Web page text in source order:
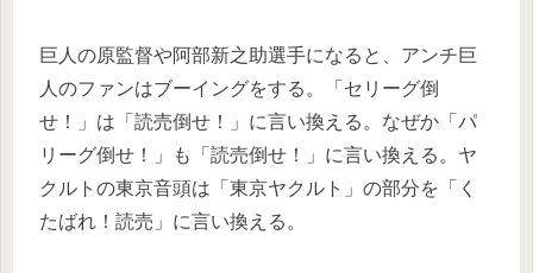
巨人の原監督や阿部新之助選手になると、アンチ巨
人のファンはブーイングをする。「セリーグ倒
せ！」は「読売倒せ！」に言い換える。なぜか「パ
リーグ倒せ！」も「読売倒せ！」に言い換える。ヤ
クルトの東京音頭は「東京ヤクルト」の部分を「く
たばれ！読売」に言い換える。